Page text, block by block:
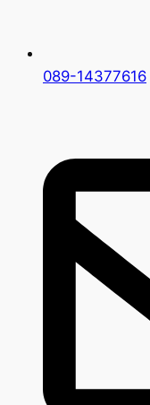
089-14377616